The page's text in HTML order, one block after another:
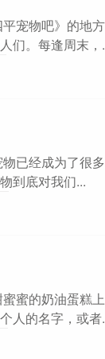
宠物吧》的地
们。每逢周末，
已经成为了很
到底对我们...
蜜的奶油蛋糕
人的名字，或者